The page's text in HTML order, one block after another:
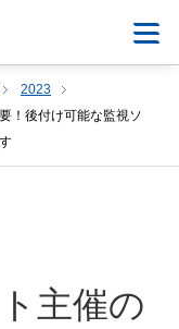
2023
！後付け可能な監視ソ
主催の